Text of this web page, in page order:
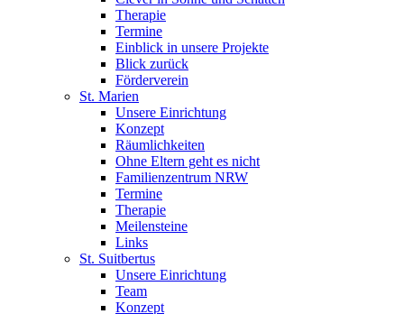
Therapie
Termine
Einblick in unsere Projekte
Blick zurück
Förderverein
St. Marien
Unsere Einrichtung
Konzept
Räumlichkeiten
Ohne Eltern geht es nicht
Familienzentrum NRW
Termine
Therapie
Meilensteine
Links
St. Suitbertus
Unsere Einrichtung
Team
Konzept